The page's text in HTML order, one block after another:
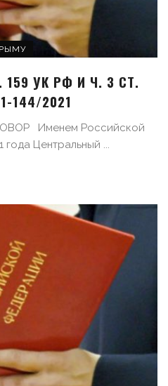
159 УК РФ И Ч. 3 СТ.
144/2021
Именем Российской
Центральный ...